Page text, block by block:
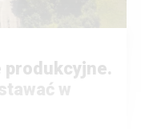
produkcyjne.
w